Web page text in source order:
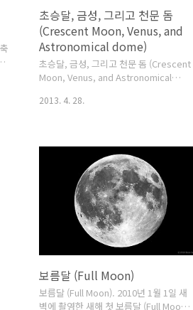
초승달, 금성, 그리고 천문 돔
(Crescent Moon, Venus, and
Astronomical dome)
초승달, 금성, 그리고 천문 돔 (Crescent
Moon, Venus, and Astronomical
2013. 4. 28.
보름달 (Full Moon)
보름달 (Full Moon). 2010년 1월 1일 새
벽에 촬영한 새해 첫 보름달 (Full Moon)